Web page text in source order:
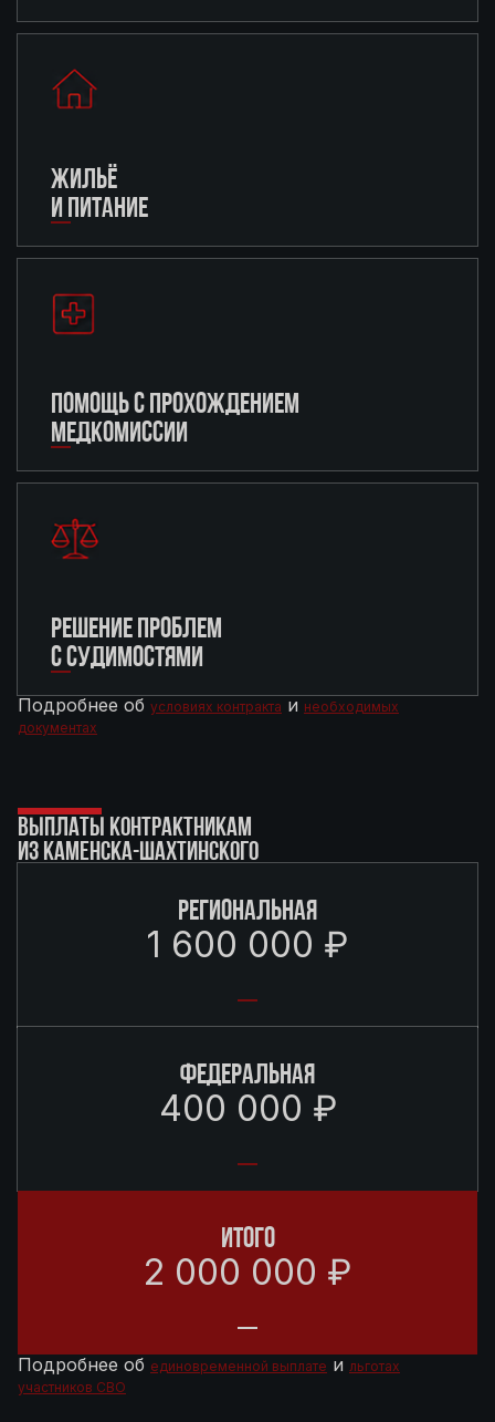
ЖИЛЬЁ
И ПИТАНИЕ
ПОМОЩЬ С ПРОХОЖДЕНИЕМ
МЕДКОМИССИИ
РЕШЕНИЕ ПРОБЛЕМ
С СУДИМОСТЯМИ
Подробнее об условиях контракта и необходимых
документах
ВЫПЛАТЫ КОНТРАКТНИКАМ
ИЗ КАМЕНСКА-ШАХТИНСКОГО
РЕГИОНАЛЬНАЯ
1 600 000 ₽
ФЕДЕРАЛЬНАЯ
400 000 ₽
ИТОГО
2 000 000 ₽
Подробнее об единовременной выплате и льготах
участников СВО